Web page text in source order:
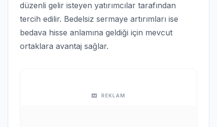
düzenli gelir isteyen yatırımcılar tarafından
tercih edilir. Bedelsiz sermaye artırımları ise
bedava hisse anlamına geldiği için mevcut
ortaklara avantaj sağlar.
REKLAM